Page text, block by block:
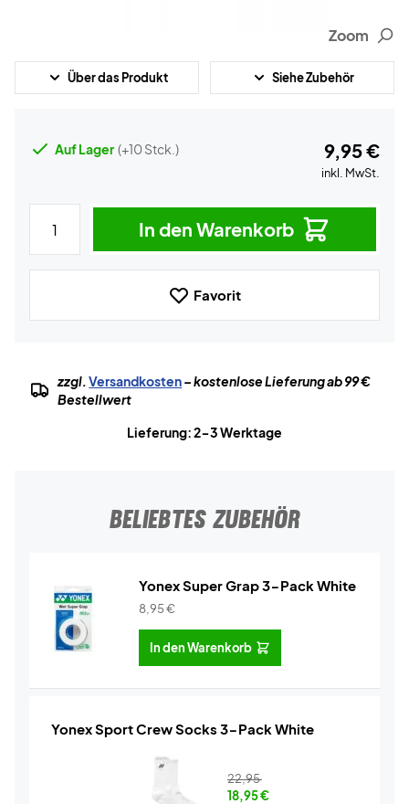
Zoom
Über das Produkt Siehe Zubehör
Auf Lager (+10 Stck.) 9,95 €
inkl. MwSt.
In den Warenkorb
Favorit
zzgl.Versandkosten– kostenlose Lieferung ab 99 €
Bestellwert
Lieferung: 2-3 Werktage
BELIEBTES ZUBEHÖR
Yonex Super Grap 3-Pack White
8,95€
In den Warenkorb
Yonex Sport Crew Socks 3-Pack White
22,95
18,95€